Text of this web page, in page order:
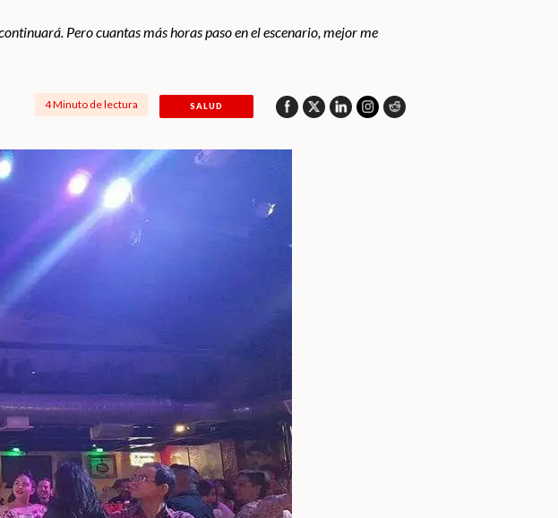
Pero cuantas más horas paso en el escenario, mejor me
4 Minuto de lectura SALUD